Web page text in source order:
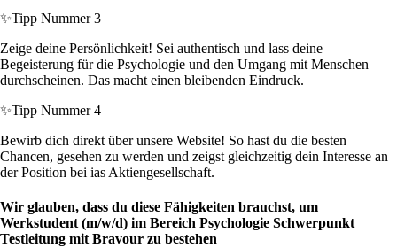
✨Tipp Nummer 3
Zeige deine Persönlichkeit! Sei authentisch und lass deine
Begeisterung für die Psychologie und den Umgang mit Menschen
durchscheinen. Das macht einen bleibenden Eindruck.
✨Tipp Nummer 4
Bewirb dich direkt über unsere Website! So hast du die besten
Chancen, gesehen zu werden und zeigst gleichzeitig dein Interesse an
der Position bei ias Aktiengesellschaft.
Wir glauben, dass du diese Fähigkeiten brauchst, um
Werkstudent (m/w/d) im Bereich Psychologie Schwerpunkt
Testleitung mit Bravour zu bestehen